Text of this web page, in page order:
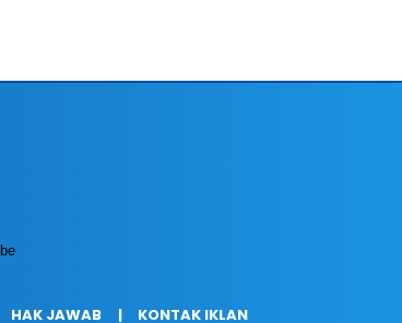
HAK JAWAB KONTAK IKLAN